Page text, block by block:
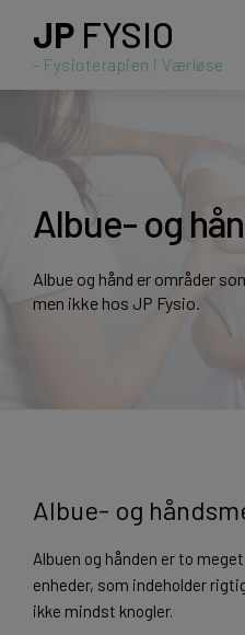
JP FYSIO
- Fysioterapien i Værløse
Albue- og
Albue og hånd er områder
men ikke hos JP Fysio.
Albue- og
Albuen og hånden er to
enheder, som indeholder
ikke mindst knogler.